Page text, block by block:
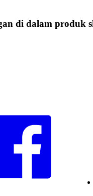
di dalam produk